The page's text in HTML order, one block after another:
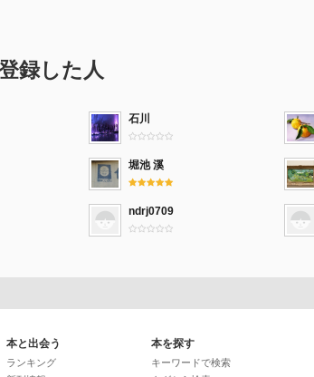
録した人
石川
堀池 溪
ndrj0709
本と出会う
ランキング
本を探す
キーワードで検索